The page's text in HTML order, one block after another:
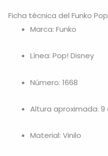
Ficha técnica del Funko
Marca: Funko
Línea: Pop! Disney
Número: 1668
Altura aproximada: 9
Material: Vinilo